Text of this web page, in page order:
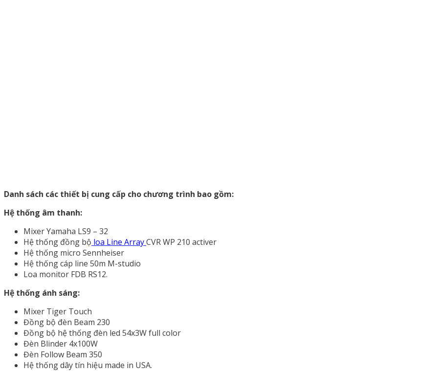
Danh sách các thiết bị cung cấp cho chương trình bao gồm:
Hệ thống âm thanh:
Mixer Yamaha LS9 – 32
Hệ thống đồng bộ loa Line ArrayCVR WP 210 activer
Hệ thống micro Sennheiser
Hệ thống cáp line 50m M-studio
Loa monitor FDB RS12.
Hệ thống ánh sáng:
Mixer Tiger Touch
Đồng bộ đèn Beam 230
Đồng bộ hệ thống đèn led 54x3W full color
Đèn Blinder 4x100W
Đèn Follow Beam 350
Hệ thống dây tín hiệu made in USA.